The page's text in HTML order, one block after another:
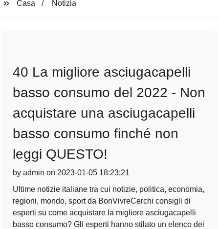
Casa Notizia
40 La migliore asciugacapelli
basso consumo del 2022 - Non
acquistare una asciugacapelli
basso consumo finché non
leggi QUESTO!
by admin on 2023-01-05 18:23:21
Ultime notizie italiane tra cui notizie, politica, economia,
regioni, mondo, sport da BonVivreCerchi consigli di
esperti su come acquistare la migliore asciugacapelli
basso consumo? Gli esperti hanno stilato un elenco dei